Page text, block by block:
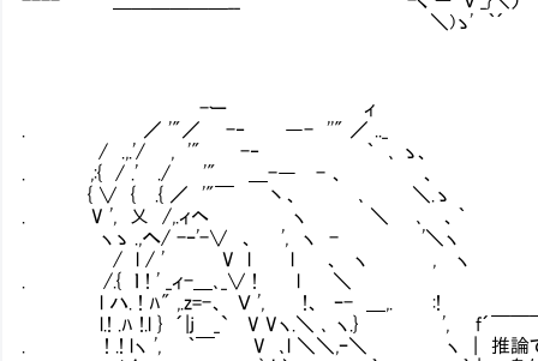
＼)ゝ' ｀´
-ー ィ
. ／ '"／ -‐ ―- ''" ／ .._
/ .,.'/ , '" -‐ ｀ ､ ゝ、
. ,:{ / .' ./ '" ＿-― - 、 、
{ ∨ { .{ ／ '"￣ 丶、 ､ ＼.ゝ
. V ', 乂 /,.ィヘ ヽ ＼ ､ 、｀
ヽゝ .,へ/ -ｰ'-∨ 、 ', ヽ - '＼ヽ
/ l / ' V l l 、 ヽ , ヽ
. /.{ ｌ ! ' _ィ-＿､_∨ ! l ＼ 魂だけの
l ハ. ! ﾊ" ,.z=-、 Ｖ ', !、 ｰ- ＿,. :!
l.! .ﾊ !.l } ´|j _` V Vヽ.＼ ､ ヽ.} ', f´￣￣￣￣￣￣￣
. ! .! lヽ ', ｀￣ V ､l ＼＼,ｰ＼ ヽ | 推論でしか